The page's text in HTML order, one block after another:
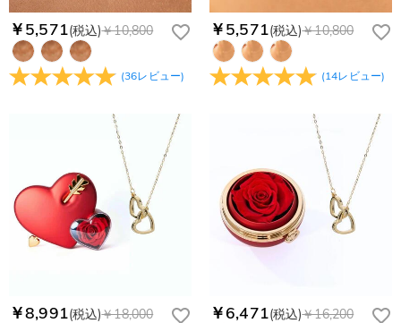
￥5,571(税込)￥10,800
(36レビュー)
￥5,571(税込)￥10,800
(14レビュー)
￥8,991(税込)￥18,000 ￥6,471(税込)￥16,200